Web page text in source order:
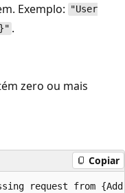
Exemplo:
"User
.
zero ou mais
Copiar